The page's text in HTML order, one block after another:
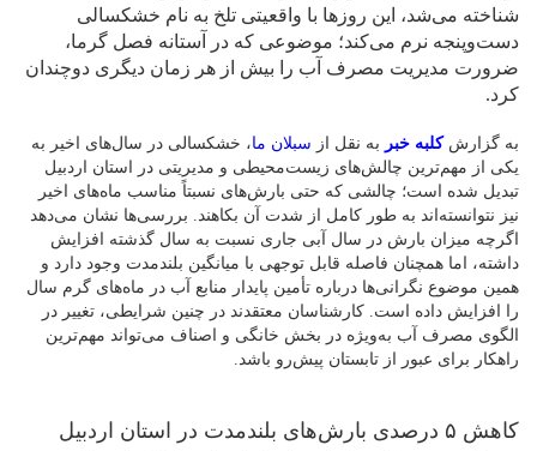
شناخته می‌شد، این روزها با واقعیتی تلخ به نام خشکسالی
دست‌وپنجه نرم می‌کند؛ موضوعی که در آستانه فصل گرما،
ضرورت مدیریت مصرف آب را بیش از هر زمان دیگری دوچندان
کرد.
به گزارش کلبه خبر به نقل از سبلان ما، خشکسالی در سال‌های اخیر به
یکی از مهم‌ترین چالش‌های زیست‌محیطی و مدیریتی در استان اردبیل
تبدیل شده است؛ چالشی که حتی بارش‌های نسبتاً مناسب ماه‌های اخیر
نیز نتوانسته‌اند به طور کامل از شدت آن بکاهند. بررسی‌ها نشان می‌دهد
اگرچه میزان بارش در سال آبی جاری نسبت به سال گذشته افزایش
داشته، اما همچنان فاصله قابل توجهی با میانگین بلندمدت وجود دارد و
همین موضوع نگرانی‌ها درباره تأمین پایدار منابع آب در ماه‌های گرم سال
را افزایش داده است. کارشناسان معتقدند در چنین شرایطی، تغییر در
الگوی مصرف آب به‌ویژه در بخش خانگی و اصناف می‌تواند مهم‌ترین
راهکار برای عبور از تابستان پیش‌رو باشد.
کاهش ۵ درصدی بارش‌های بلندمدت در استان اردبیل